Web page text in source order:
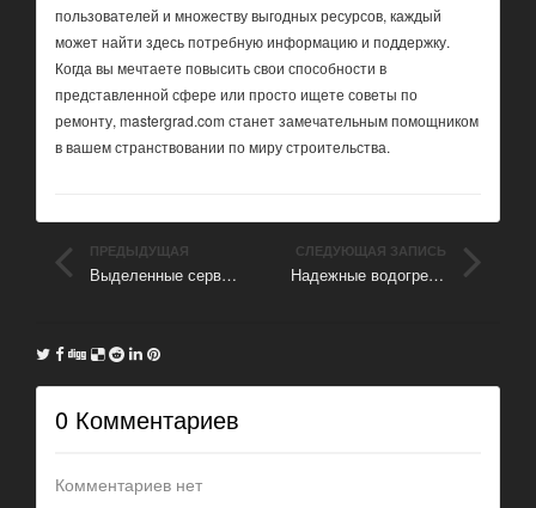
пользователей и множеству выгодных ресурсов, каждый
может найти здесь потребную информацию и поддержку.
Когда вы мечтаете повысить свои способности в
представленной сфере или просто ищете советы по
ремонту, mastergrad.com станет замечательным помощником
в вашем странствовании по миру строительства.
ПРЕДЫДУЩАЯ
ЗАПИСЬ
Выделенные серверы и VPS от HSTQ
СЛЕДУЮЩАЯ ЗАПИСЬ
Надежные водогрейные котлы от «Федерал Газ»
0 Комментариев
Комментариев нет